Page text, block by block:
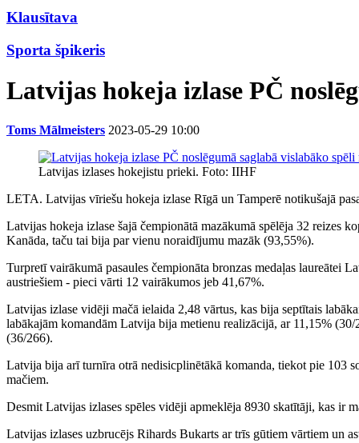
Klausītava
Sporta špikeris
Latvijas hokeja izlase PČ
Toms Mālmeisters 2023-05-29 10:00
Latvijas izlases hokejistu prieki. Foto: IIHF
LETA. Latvijas vīriešu hokeja izlase Rīgā un Tamperē notikušajā
Latvijas hokeja izlase šajā čempionātā mazākumā spēlēja 32 reizes
Kanāda, taču tai bija par vienu noraidījumu mazāk (93,55%).
Turpretī vairākumā pasaules čempionāta bronzas medaļas laureātei
austriešiem - pieci vārti 12 vairākumos jeb 41,67%.
Latvijas izlase vidēji mačā ielaida 2,48 vārtus, kas bija septītais
labākajām komandām Latvija bija metienu realizācijā, ar 11,15%
(36/266).
Latvija bija arī turnīra otrā nedisicplinētākā komanda, tiekot pie 103
mačiem.
Desmit Latvijas izlases spēles vidēji apmeklēja 8930 skatītāji, kas ir
Latvijas izlases uzbrucējs Rihards Bukarts ar trīs gūtiem vārtiem un